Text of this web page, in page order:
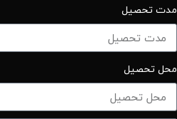
مدت تحصیل
محل تحصیل